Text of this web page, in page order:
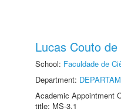
Lucas Couto
School: Faculdade de
Department:
Academic Appointment
title: MS-3.1